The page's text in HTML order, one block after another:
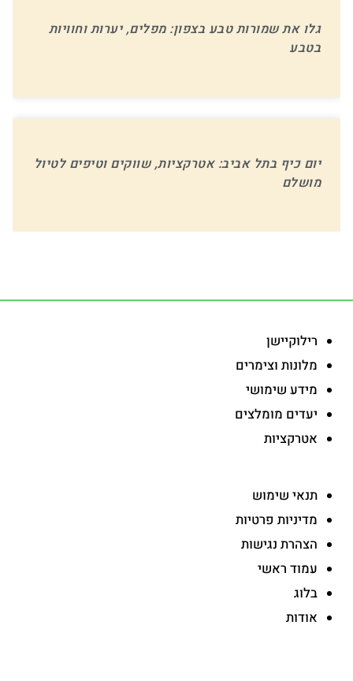
גלו את שמורות טבע בצפון: מפלים, יערות וחוויות
בטבע
יום כיף בתל אביב: אטרקציות, שווקים וטיפים לטיול
מושלם
רילוקיישן
מלונות וצימרים
מידע שימושי
יעדים מומלצים
אטרקציות
תנאי שימוש
מדיניות פרטיות
הצהרת נגישות
עמוד ראשי
בלוג
אודות